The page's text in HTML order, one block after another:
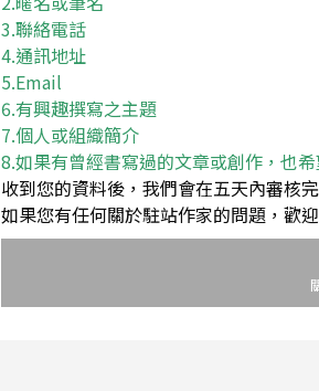
3.聯絡電話
4.通訊地址
5.Email
6.有興趣撰寫之主題
7.個人或組織簡介
8.如果有曾經書寫過的文章或創作，也
收到您的資料後，我們會在五天內審核
如果您有任何關於駐站作家的問題，歡